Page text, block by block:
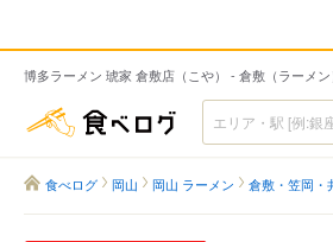
博多ラーメン 琥家 倉敷店（こや） - 倉敷（ラーメン
食べログ
食べログ 岡山 岡山 ラーメン 倉敷・笠岡・